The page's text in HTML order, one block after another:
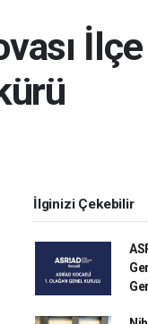
İlçe
İlginizi Çekebilir